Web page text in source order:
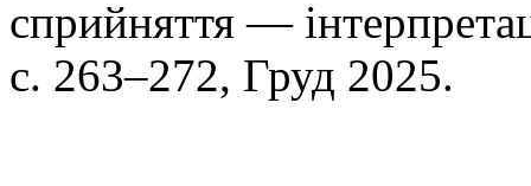
сприйняття —
с. 263–272, Груд 2025.